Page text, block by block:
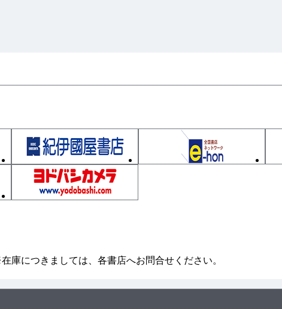
迷路を解く］
渡り問題） ［問題8 宣教師と食人種（川渡り問題）］
庫につきましては、各書店へお問合せください。